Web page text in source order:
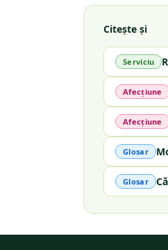
Citește și
Serviciu
Afecțiune
Afecțiune
Glosar
Glosar